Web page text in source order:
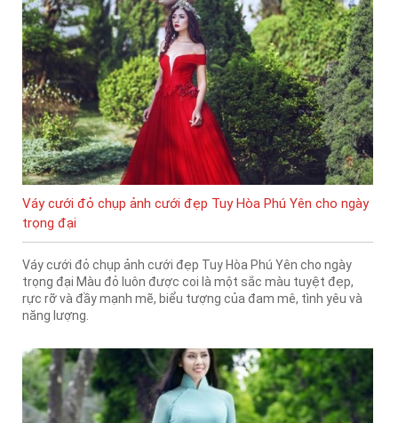
Váy cưới đỏ chụp ảnh cưới đẹp Tuy Hòa Phú Yên cho ngày
trọng đại
Váy cưới đỏ chụp ảnh cưới đẹp Tuy Hòa Phú Yên cho ngày
trọng đại Màu đỏ luôn được coi là một sắc màu tuyệt đẹp,
rực rỡ và đầy mạnh mẽ, biểu tượng của đam mê, tình yêu và
năng lượng.